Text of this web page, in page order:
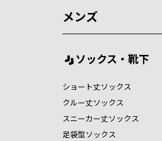
メンズ
ソックス・靴下
ショート丈ソックス
クルー丈ソックス
スニーカー丈ソックス
足袋型ソックス